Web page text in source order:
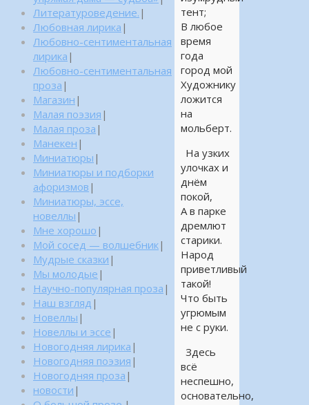
тент;
В любое
время
года
город мой
Художнику
ложится
на
мольберт.
На узких
улочках и
днём
покой,
А в парке
дремлют
старики.
Народ
приветливый
такой!
Что быть
угрюмым
не с руки.
Здесь
всё
неспешно,
основательно,
Литературоведение. |
Любовная лирика |
Любовно-сентиментальная
лирика |
Любовно-сентиментальная
проза |
Магазин |
Малая поэзия |
Малая проза |
Манекен |
Миниатюры |
Миниатюры и подборки
афоризмов |
Миниатюры, эссе,
новеллы |
Мне хорошо |
Мой сосед — волшебник|
Мудрые сказки |
Мы молодые |
Научно-популярная проза |
Наш взгляд |
Новеллы |
Новеллы и эссе |
Новогодняя лирика |
Новогодняя поэзия |
Новогодняя проза |
новости |